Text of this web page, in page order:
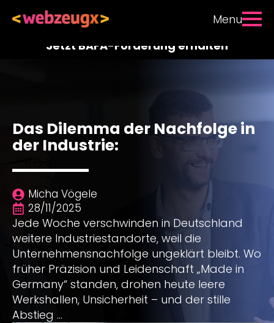
Jetzt BAFA-Förderung erhalten
Menu
Das Dilemma der Nachfolge in
der Industrie:
Micha Vögele
28/11/2025
Jede Woche verschwinden in Deutschland
weitere Industriestandorte, weil die
Unternehmensnachfolge ungeklärt bleibt. Wo
früher Präzision und Leidenschaft „Made in
Germany“ standen, drohen heute leere
Werkshallen, Unsicherheit – und der stille
Abstieg ...